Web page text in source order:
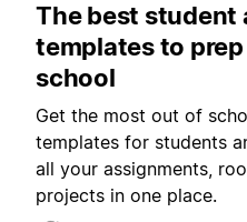
The best student
templates to
school
Get the most out of
templates for students
all your assignments,
projects in one place.